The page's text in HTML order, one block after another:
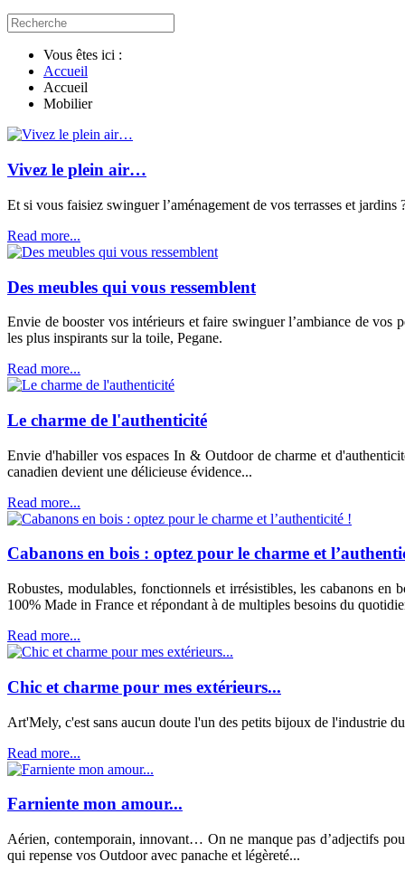
Vous êtes ici :
Accueil
Accueil
Mobilier
Vivez le plein air…
Et si vous faisiez swinguer l’aménagement de vos terrasses et
Read more...
Des meubles qui vous ressemblent
Envie de booster vos intérieurs et faire swinguer l’ambiance de vos
les plus inspirants sur la toile, Pegane.
Read more...
Le charme de l'authenticité
Envie d'habiller vos espaces In & Outdoor de charme et
canadien devient une délicieuse évidence...
Read more...
Cabanons en bois : optez pour le charme et
Robustes, modulables, fonctionnels et irrésistibles, les cabanons en
100% Made in France et répondant à de multiples besoins du
Read more...
Chic et charme pour mes extérieurs...
Art'Mely, c'est sans aucun doute l'un des petits bijoux de l'industrie
Read more...
Farniente mon amour...
Aérien, contemporain, innovant… On ne manque pas d’adjectifs
qui repense vos Outdoor avec panache et légèreté...